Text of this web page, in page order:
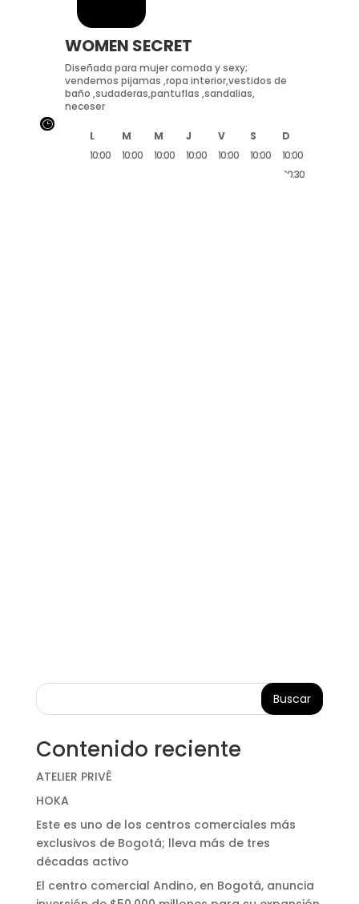
WOMEN SECRET
Diseñada para mujer comoda y sexy;
vendemos pijamas ,ropa interior,vestidos de
baño ,sudaderas,pantuflas ,sandalias,
neceser
L M M J V S
D
10:00
10:00
10:00
10:00
10:00
10:00
10:00
20:30
}
Buscar
Contenido reciente
ATELIER PRIVÊ
HOKA
Este es uno de los centros comerciales más
exclusivos de Bogotá; lleva más de tres
décadas activo
El centro comercial Andino, en Bogotá, anuncia